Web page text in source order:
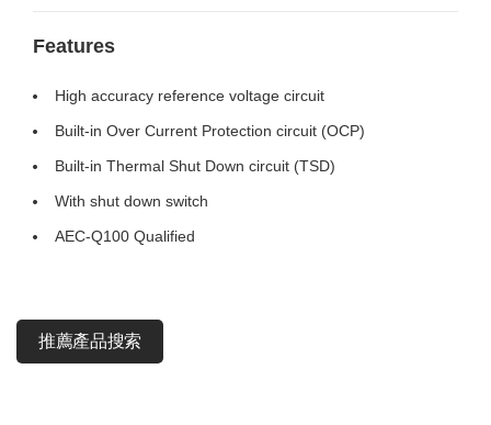
Features
High accuracy reference voltage circuit
Built-in Over Current Protection circuit (OCP)
Built-in Thermal Shut Down circuit (TSD)
With shut down switch
AEC-Q100 Qualified
推薦產品搜索